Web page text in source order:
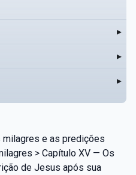
▸
▸
▸
milagres e as predições
> Capítulo XV — Os
de Jesus após sua